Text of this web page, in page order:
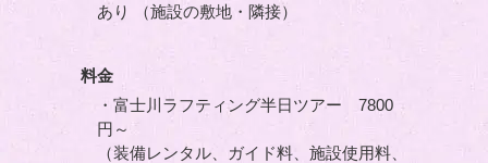
あり （施設の敷地・隣接）
料金
・富士川ラフティング半日ツアー 7800
円～
（装備レンタル、ガイド料、施設使用料、